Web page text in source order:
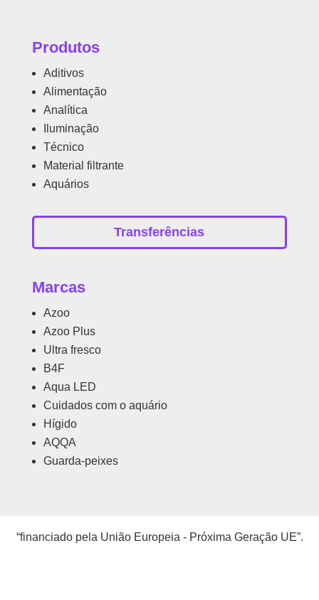
Produtos
Aditivos
Alimentação
Analítica
Iluminação
Técnico
Material filtrante
Aquários
Transferências
Marcas
Azoo
Azoo Plus
Ultra fresco
B4F
Aqua LED
Cuidados com o aquário
Hígido
AQQA
Guarda-peixes
“financiado pela União Europeia - Próxima Geração UE”.